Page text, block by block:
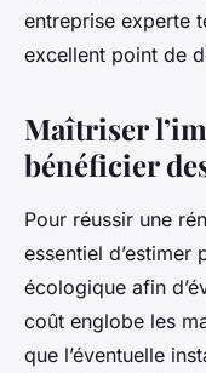
entreprise experte
excellent point de
Maîtriser
bénéficier
Pour réussir une
essentiel
écologique afin
coût englobe les
que l’éventuelle